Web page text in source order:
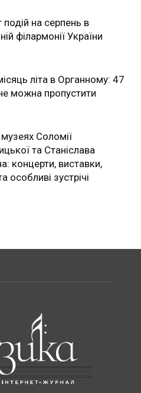
на серпень в
філармонії України
літа в Органному: 47
можна пропустити
Соломії
та Станіслава
концерти, виставки,
особливі зустрічі